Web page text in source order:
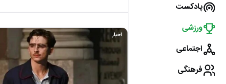
پادکست
ورزشی
اجتماعی
فرهنگی
اخبار